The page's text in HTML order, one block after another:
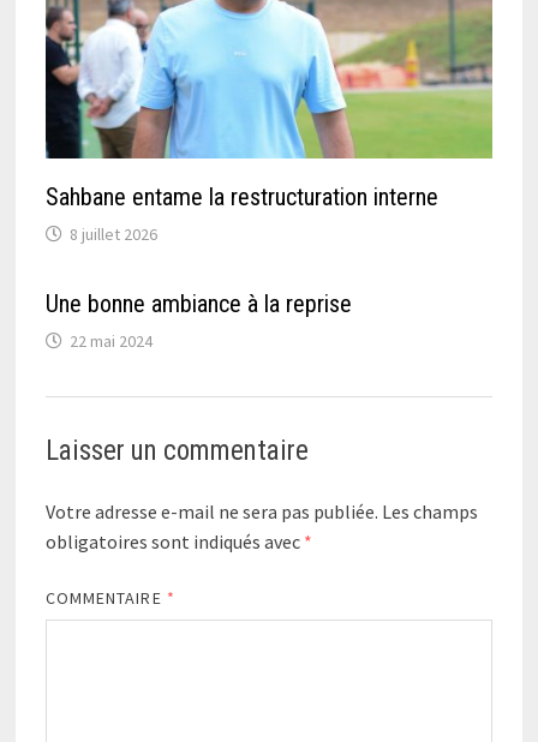
Sahbane entame la restructuration interne
8 juillet 2026
Une bonne ambiance à la reprise
22 mai 2024
Laisser un commentaire
Votre adresse e-mail ne sera pas publiée. Les champs
obligatoires sont indiqués avec *
COMMENTAIRE *